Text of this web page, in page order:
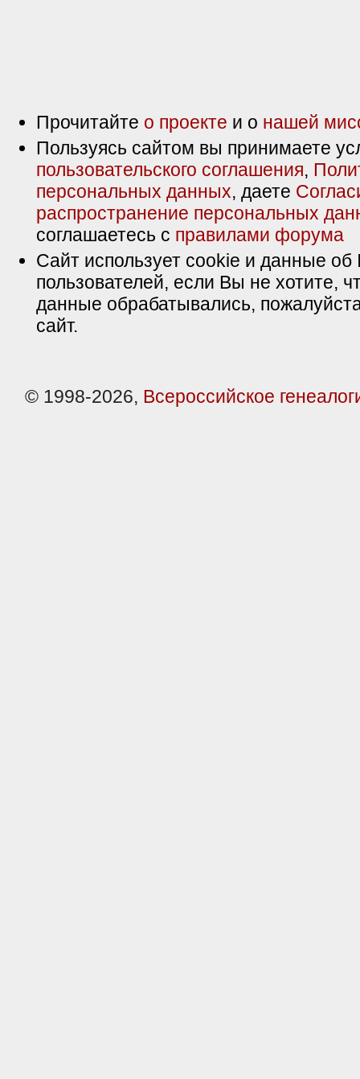
Прочитайте о проекте и о нашей
Пользуясь сайтом вы принимаете
пользовательского соглашения,
персональных данных, даете
распространение персональных
соглашаетесь с правилами форума
Сайт использует cookie и данные об
пользователей, если Вы не хотите,
данные обрабатывались,
сайт.
© 1998-2026, Всероссийское